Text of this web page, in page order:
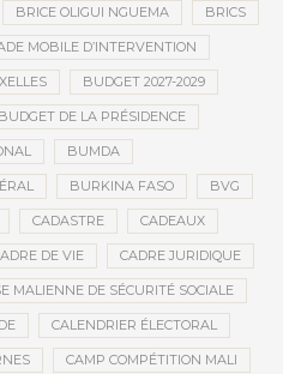
BRICE OLIGUI NGUEMA BRICS
MOBILE D’INTERVENTION
BUDGET 2027-2029
BUDGET DE LA PRÉSIDENCE
BUMDA
BURKINA FASO BVG
CADASTRE CADEAUX
DE VIE CADRE JURIDIQUE
MALIENNE DE SÉCURITÉ SOCIALE
CALENDRIER ÉLECTORAL
CAMP COMPÉTITION MALI